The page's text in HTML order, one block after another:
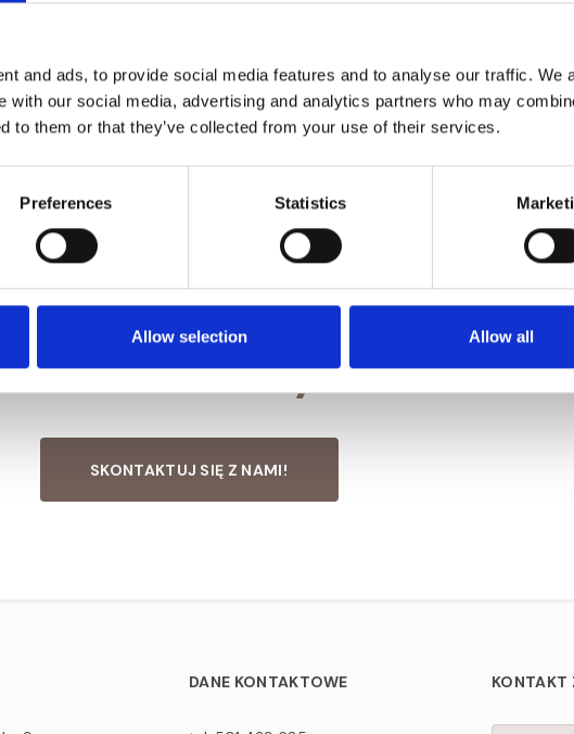
and ads, to provide social media features and to analyse our traffic. We
with our social media, advertising and analytics partners who may
to them or that they’ve collected from your use of their services.
Preferences Statistics
Allow selection Allow all
tą inwestycją?
do nas, a nasz doradca
Tobie w wyborze.
SKONTAKTUJ SIĘ Z NAMI!
DANE KONTAKTOWE KONTAKT